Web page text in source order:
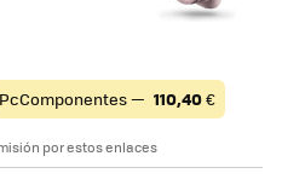
PcComponentes — 110,40€
por estos enlaces